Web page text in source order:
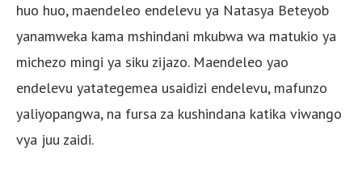
huo huo, maendeleo endelevu ya Natasya Beteyob
yanamweka kama mshindani mkubwa wa matukio ya
michezo mingi ya siku zijazo. Maendeleo yao
endelevu yatategemea usaidizi endelevu, mafunzo
yaliyopangwa, na fursa za kushindana katika viwango
vya juu zaidi.